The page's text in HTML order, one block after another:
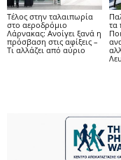
Tέλος στην ταλαιπωρία
στο αεροδρόμιο
Λάρνακας: Ανοίγει ξανά η
πρόσβαση στις αφίξεις –
Τι αλλάζει από αύριο
τα